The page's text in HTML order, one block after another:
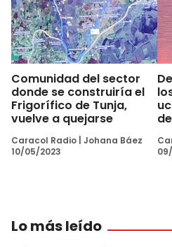
Comunidad del sector
donde se construiría el
Frigorífico de Tunja,
vuelve a quejarse
Caracol Radio Johana Báez
10/05/2023
Lo más leído